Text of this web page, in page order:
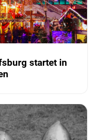
startet in